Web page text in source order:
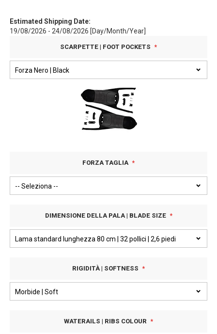
Estimated Shipping Date:
19/08/2026 - 24/08/2026 [Day/Month/Year]
SCARPETTE | FOOT POCKETS
FORZA TAGLIA
DIMENSIONE DELLA PALA | BLADE SIZE
RIGIDITÀ | SOFTNESS
WATERAILS | RIBS COLOUR